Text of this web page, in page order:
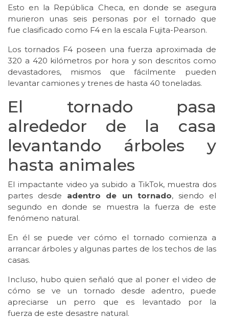
Esto en la República Checa, en donde se asegura
murieron unas seis personas por el tornado que
fue clasificado como F4 en la escala Fujita-Pearson.
Los tornados F4 poseen una fuerza aproximada de
320 a 420 kilómetros por hora y son descritos como
devastadores, mismos que fácilmente pueden
levantar camiones y trenes de hasta 40 toneladas.
El tornado pasa
alrededor de la casa
levantando árboles y
hasta animales
El impactante video ya subido a TikTok, muestra dos
partes desde adentro de un tornado, siendo el
segundo en donde se muestra la fuerza de este
fenómeno natural.
En él se puede ver cómo el tornado comienza a
arrancar árboles y algunas partes de los techos de las
casas.
Incluso, hubo quien señaló que al poner el video de
cómo se ve un tornado desde adentro, puede
apreciarse un perro que es levantado por la
fuerza de este desastre natural.